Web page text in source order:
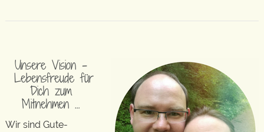
Unsere Vision –
Lebensfreude für
Dich zum
Mitnehmen …
Wir sind Gute-